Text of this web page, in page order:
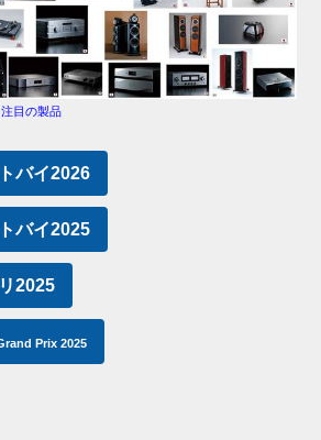
目の製品
バイ2026
バイ2025
2025
Prix 2025